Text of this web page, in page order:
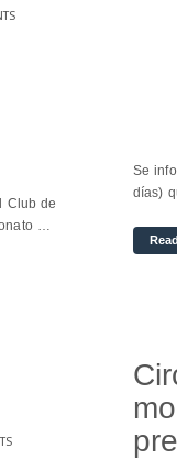
Club de
…
Se
días)